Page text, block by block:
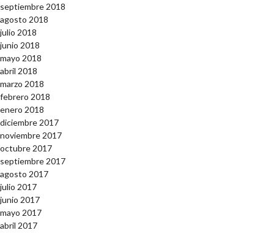
septiembre 2018
agosto 2018
julio 2018
junio 2018
mayo 2018
abril 2018
marzo 2018
febrero 2018
enero 2018
diciembre 2017
noviembre 2017
octubre 2017
septiembre 2017
agosto 2017
julio 2017
junio 2017
mayo 2017
abril 2017